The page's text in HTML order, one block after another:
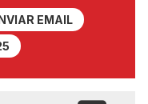
EMAIL